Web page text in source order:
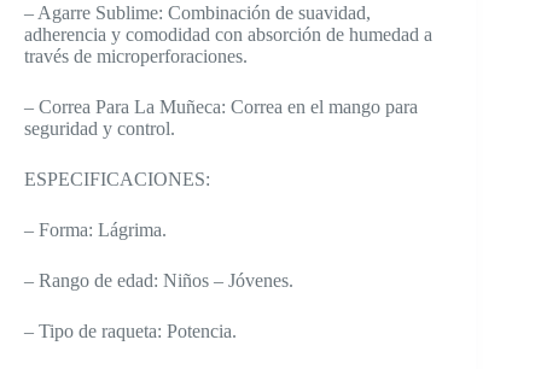
– Agarre Sublime: Combinación de suavidad,
adherencia y comodidad con absorción de humedad a
través de microperforaciones.
– Correa Para La Muñeca: Correa en el mango para
seguridad y control.
ESPECIFICACIONES:
– Forma: Lágrima.
– Rango de edad: Niños – Jóvenes.
– Tipo de raqueta: Potencia.